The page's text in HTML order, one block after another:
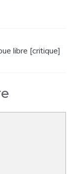
libre [critique]